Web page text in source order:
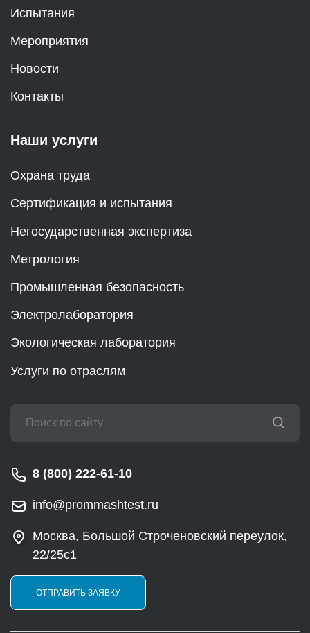
Испытания
Мероприятия
Новости
Контакты
Наши услуги
Охрана труда
Сертификация и испытания
Негосударственная экспертиза
Метрология
Промышленная безопасность
Электролаборатория
Экологическая лаборатория
Услуги по отраслям
8 (800) 222-61-10
info@prommashtest.ru
Москва, Большой Строченовский переулок,
22/25с1
ОТПРАВИТЬ ЗАЯВКУ